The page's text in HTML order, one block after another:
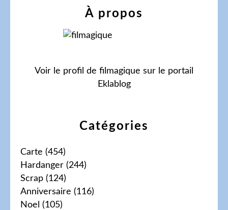
Catégories
Carte (454)
Hardanger (244)
Scrap (124)
Anniversaire (116)
Noel (105)
À propos
Voir le profil de filmagique sur le portail
Eklablog